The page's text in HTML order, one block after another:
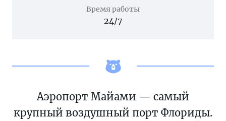
Время работы
24/7
Аэропорт Майами — самый
крупный воздушный порт Флориды.